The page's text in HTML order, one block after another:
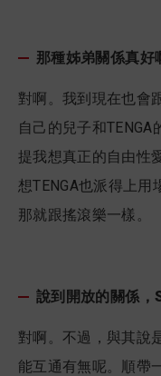
那種姊弟關係真好
對啊。我到現在也會
自己的兒子和
提我想真正的自由性
想TENGA也派得上用
那就跟搖滾樂一樣。
說到開放的關係，
對啊。不過，與其說
能互通有無呢。順帶